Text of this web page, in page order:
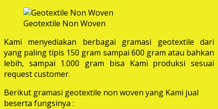
Geotextile Non Woven
Kami menyediakan berbagai gramasi geotextile dari
yang paling tipis 150 gram sampai 600 gram atau bahkan
lebih, sampai 1.000 gram bisa Kami produksi sesuai
request customer.
Berikut gramasi geotextile non woven yang Kami jual
beserta fungsinya :